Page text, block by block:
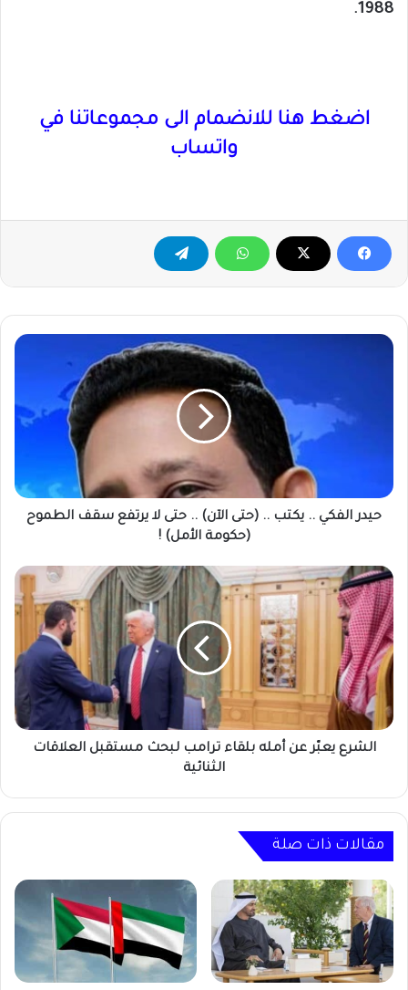
1988.
اضغط هنا للانضمام الى مجموعاتنا في
واتساب
حيدر
حتى
الطموح
(حكومة
الأمل)
!
حيدر الفكي .. يكتب .. (حتى الآن) .. حتى لا يرتفع سقف الطموح
(حكومة الأمل) !
الشرع
يعبّر
عن
أمله
بلقاء
ترامب
لبحث
مستقبل
العلاقات
الثنائيةالشرع يعبّر عن أمله بلقاء ترامب لبحث مستقبل العلاقات
الثنائية
مقالات ذات صلة